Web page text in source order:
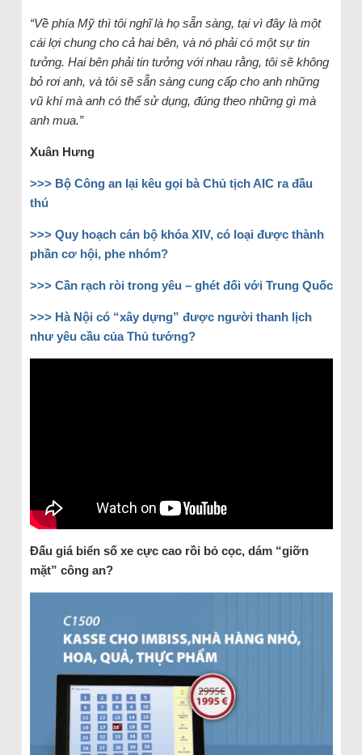
“Về phía Mỹ thì tôi nghĩ là họ sẵn sàng, tại vì đây là một
cái lợi chung cho cả hai bên, và nó phải có một sự tin
tưởng. Hai bên phải tin tưởng với nhau rằng, tôi sẽ không
bỏ rơi anh, và tôi sẽ sẵn sàng cung cấp cho anh những
vũ khí mà anh có thể sử dụng, đúng theo những gì mà
anh mua.”
Xuân Hưng
>>> Bộ Công an lại kêu gọi bà Chủ tịch AIC ra đầu
thú
>>> Quy hoạch cán bộ khóa XIV, có loại được thành
phần cơ hội, phe nhóm?
>>> Cần rạch ròi trong yêu – ghét đối với Trung Quốc
>>> Hà Nội có “xây dựng” được người thanh lịch
như yêu cầu của Thủ tướng?
Đấu giá biển số xe cực cao rồi bỏ cọc, dám “giỡn
mặt” công an?